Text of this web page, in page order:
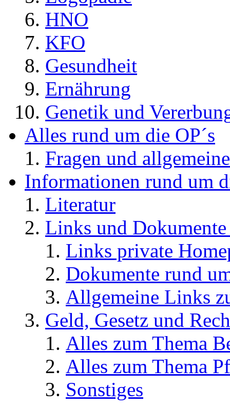
HNO
KFO
Gesundheit
Ernährung
Genetik und
Alles rund um die OP´s
Fragen und
Informationen rund um
Literatur
Links und
Links private
Dokumente rund
Allgemeine Links
Geld, Gesetz und
Alles zum Thema
Alles zum Thema
Sonstiges